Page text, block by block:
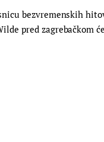
bezvremenskih
pred zagrebačkom